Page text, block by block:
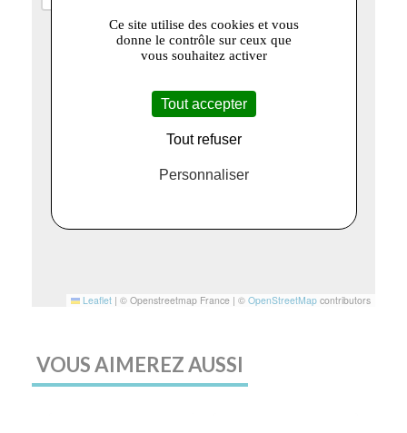
Leaflet | © Openstreetmap France | © OpenStreetMap contributors
VOUS AIMEREZ AUSSI
Ce site utilise des cookies et vous
donne le contrôle sur ceux que
vous souhaitez activer
Tout accepter
Tout refuser
Personnaliser